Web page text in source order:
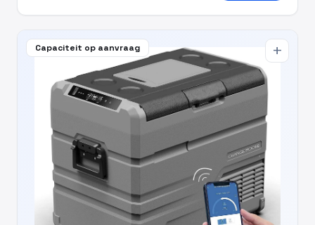
Capaciteit op aanvraag add